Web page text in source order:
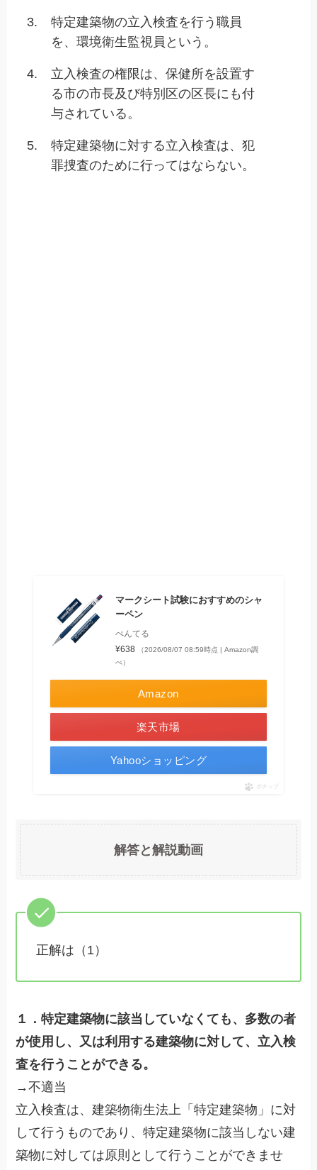
3.
特定建築物の立入検査を行う職員
を、環境衛生監視員という。
4.
立入検査の権限は、保健所を設置す
る市の市長及び特別区の区長にも付
与されている。
5.
特定建築物に対する立入検査は、犯
罪捜査のために行ってはならない。
マークシート試験におすすめのシャ
ーペン
ぺんてる
¥638
（2026/08/07 08:59時点 | Amazon調
べ）
Amazon
楽天市場
Yahooショッピング
ポチップ
解答と解説動画
正解は（1）
１．特定建築物に該当していなくても、多数の者
が使用し、又は利用する建築物に対して、立入検
査を行うことができる。
→不適当
立入検査は、建築物衛生法上「特定建築物」に対
して行うものであり、特定建築物に該当しない建
築物に対しては原則として行うことができませ